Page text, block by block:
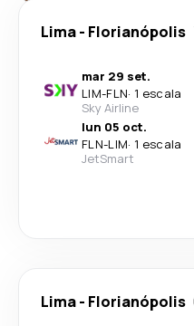
Lima- Florianópolis
mar 29 set.
LIM-FLN· 1 escala
Sky Airline
lun 05 oct.
FLN-LIM· 1 escala
JetSmart
Lima- Florianópolis